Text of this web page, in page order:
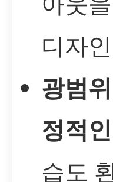
디자
광범
정적
습도